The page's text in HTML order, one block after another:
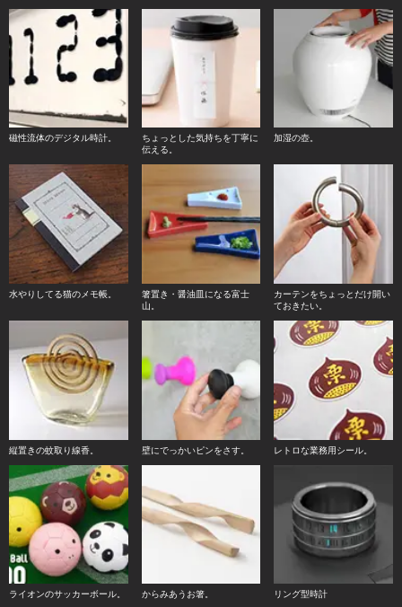
磁性流体のデジタル時計。
ちょっとした気持ちを丁寧に
伝える。
加湿の壺。
水やりしてる猫のメモ帳。
箸置き・醤油皿になる富士
山。
カーテンをちょっとだけ開い
ておきたい。
縦置きの蚊取り線香。 壁にでっかいピンをさす。 レトロな業務用シール。
ライオンのサッカーボール。 からみあうお箸。 リング型時計